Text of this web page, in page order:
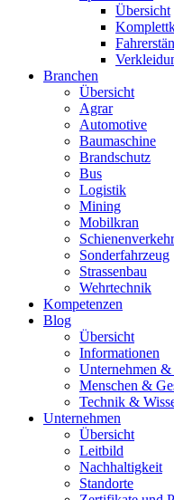
Übersicht
Branchen
Übersicht
Agrar
Automotive
Baumaschine
Brandschutz
Bus
Logistik
Mining
Mobilkran
Schienenverkehr
Sonderfahrzeug
Strassenbau
Wehrtechnik
Kompetenzen
Blog
Übersicht
Informationen
Unternehmen &
Menschen &
Technik &
Unternehmen
Übersicht
Leitbild
Nachhaltigkeit
Standorte